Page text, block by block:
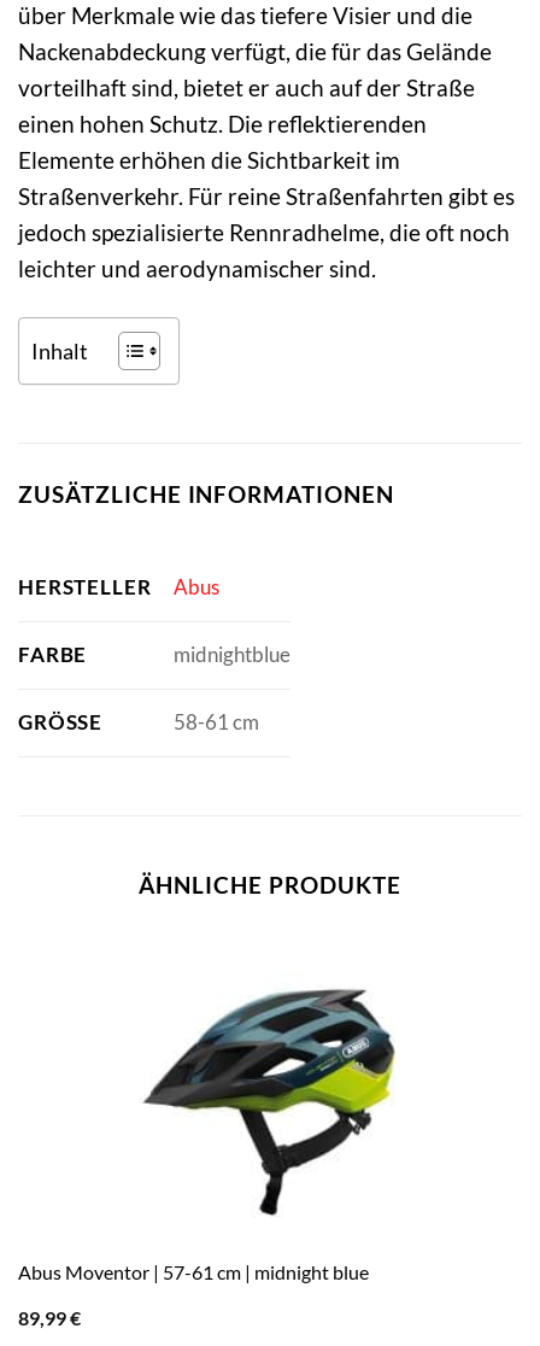
über Merkmale wie das tiefere Visier und die
Nackenabdeckung verfügt, die für das Gelände
vorteilhaft sind, bietet er auch auf der Straße
einen hohen Schutz. Die reflektierenden
Elemente erhöhen die Sichtbarkeit im
Straßenverkehr. Für reine Straßenfahrten gibt es
jedoch spezialisierte Rennradhelme, die oft noch
leichter und aerodynamischer sind.
Inhalt
ZUSÄTZLICHE INFORMATIONEN
HERSTELLER Abus
FARBE midnightblue
GRÖSSE 58-61 cm
ÄHNLICHE PRODUKTE
Abus Moventor | 57-61 cm | midnight blue
89,99€